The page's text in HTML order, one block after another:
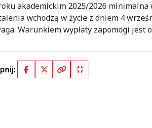
akademickim 2025/2026 minimalna
wchodzą w życie z dniem 4
Warunkiem wypłaty zapomogi
FacebookX (Twitter)
Kopiuj pełny link
Kopiuj krótki link